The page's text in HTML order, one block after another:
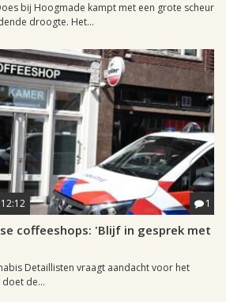
bij Hoogmade kampt met een grote scheur
droogte. Het...
1
coffeeshops: 'Blijf in gesprek met
Detaillisten vraagt aandacht voor het
de...